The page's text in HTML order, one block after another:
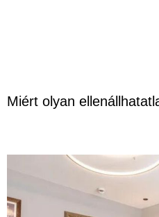
Miért olyan